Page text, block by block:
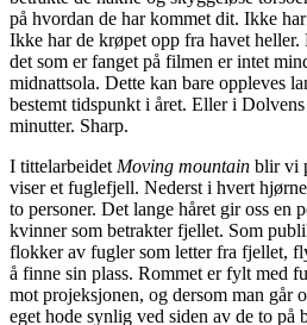
på hvordan de har kommet dit. Ikke
Ikke har de krøpet opp fra havet
det som er fanget på filmen er intet
midnattsola. Dette kan bare oppleves
bestemt tidspunkt i året. Eller i
minutter. Sharp.
I tittelarbeidet Moving mountain blir vi
viser et fuglefjell. Nederst i hvert
to personer. Det lange håret gir oss en
kvinner som betrakter fjellet. Som
flokker av fugler som letter fra fjellet,
å finne sin plass. Rommet er fylt med
mot projeksjonen, og dersom man går
eget hode synlig ved siden av de to på